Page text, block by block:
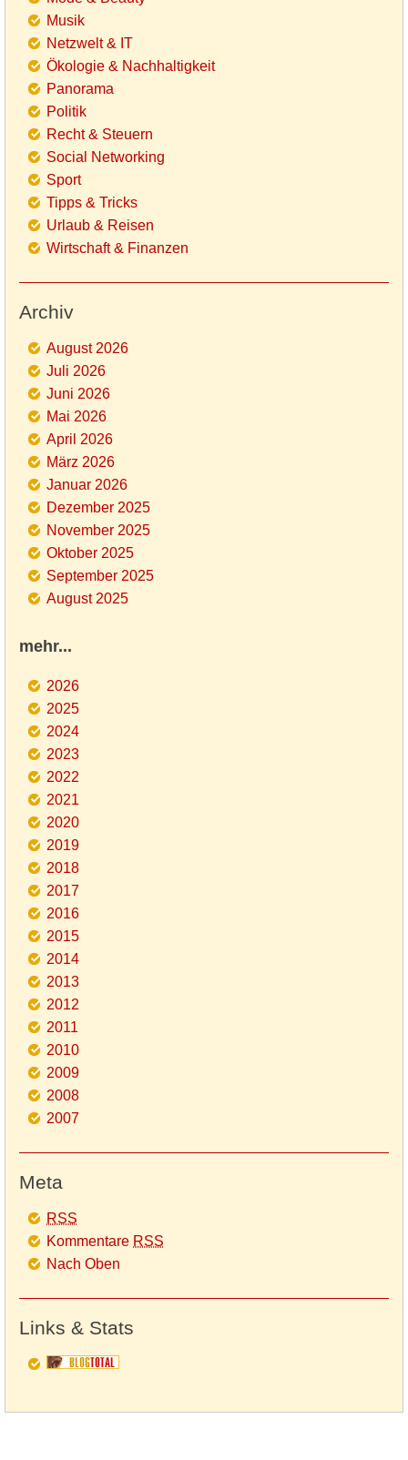
Musik
Netzwelt & IT
Ökologie & Nachhaltigkeit
Panorama
Politik
Recht & Steuern
Social Networking
Sport
Tipps & Tricks
Urlaub & Reisen
Wirtschaft & Finanzen
Archiv
August 2026
Juli 2026
Juni 2026
Mai 2026
April 2026
März 2026
Januar 2026
Dezember 2025
November 2025
Oktober 2025
September 2025
August 2025
mehr...
2026
2025
2024
2023
2022
2021
2020
2019
2018
2017
2016
2015
2014
2013
2012
2011
2010
2009
2008
2007
Meta
RSS
Kommentare RSS
Nach Oben
Links & Stats